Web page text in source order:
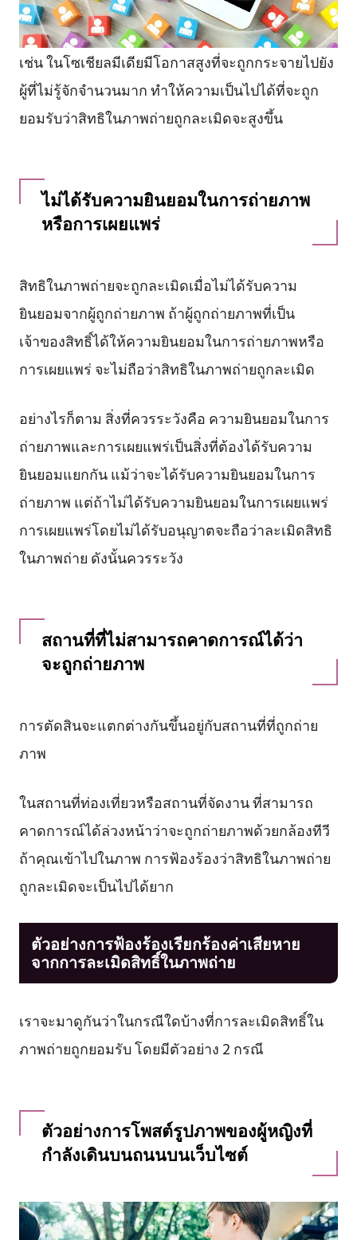
เช่น ในโซเชียลมีเดียมีโอกาสสูงที่จะถูกกระจายไปยัง
ผู้ที่ไม่รู้จักจำนวนมาก ทำให้ความเป็นไปได้ที่จะถูก
ยอมรับว่าสิทธิในภาพถ่ายถูกละเมิดจะสูงขึ้น
ไม่ได้รับความยินยอมในการถ่ายภาพ
หรือการเผยแพร่
สิทธิในภาพถ่ายจะถูกละเมิดเมื่อไม่ได้รับความ
ยินยอมจากผู้ถูกถ่ายภาพ ถ้าผู้ถูกถ่ายภาพที่เป็น
เจ้าของสิทธิ์ได้ให้ความยินยอมในการถ่ายภาพหรือ
การเผยแพร่ จะไม่ถือว่าสิทธิในภาพถ่ายถูกละเมิด
อย่างไรก็ตาม สิ่งที่ควรระวังคือ ความยินยอมในการ
ถ่ายภาพและการเผยแพร่เป็นสิ่งที่ต้องได้รับความ
ยินยอมแยกกัน แม้ว่าจะได้รับความยินยอมในการ
ถ่ายภาพ แต่ถ้าไม่ได้รับความยินยอมในการเผยแพร่
การเผยแพร่โดยไม่ได้รับอนุญาตจะถือว่าละเมิดสิทธิ
ในภาพถ่าย ดังนั้นควรระวัง
สถานที่ที่ไม่สามารถคาดการณ์ได้ว่า
จะถูกถ่ายภาพ
การตัดสินจะแตกต่างกันขึ้นอยู่กับสถานที่ที่ถูกถ่าย
ภาพ
ในสถานที่ท่องเที่ยวหรือสถานที่จัดงาน ที่สามารถ
คาดการณ์ได้ล่วงหน้าว่าจะถูกถ่ายภาพด้วยกล้องทีวี
ถ้าคุณเข้าไปในภาพ การฟ้องร้องว่าสิทธิในภาพถ่าย
ถูกละเมิดจะเป็นไปได้ยาก
ตัวอย่างการฟ้องร้องเรียกร้องค่าเสียหาย
จากการละเมิดสิทธิ์ในภาพถ่าย
เราจะมาดูกันว่าในกรณีใดบ้างที่การละเมิดสิทธิ์ใน
ภาพถ่ายถูกยอมรับ โดยมีตัวอย่าง 2 กรณี
ตัวอย่างการโพสต์รูปภาพของผู้หญิงที่
กำลังเดินบนถนนบนเว็บไซต์